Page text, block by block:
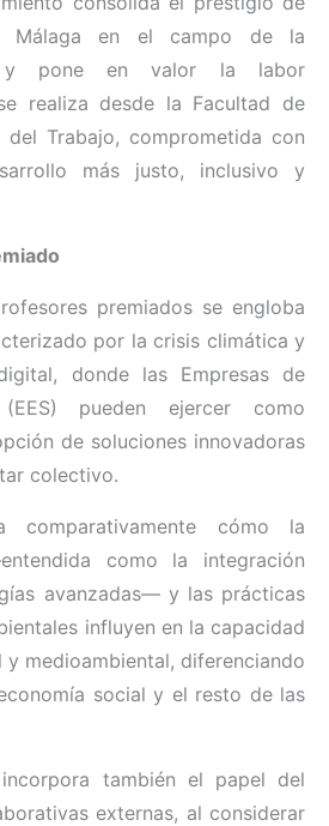
Málaga en el campo de la
y pone en valor la labor
realiza desde la Facultad de
del Trabajo, comprometida con
más justo, inclusivo y
premiados se engloba
por la crisis climática y
donde las Empresas de
pueden ejercer como
de soluciones innovadoras
colectivo.
comparativamente cómo la
como la integración
avanzadas— y las prácticas
influyen en la capacidad
y medioambiental, diferenciando
social y el resto de las
también el papel del
externas, al considerar